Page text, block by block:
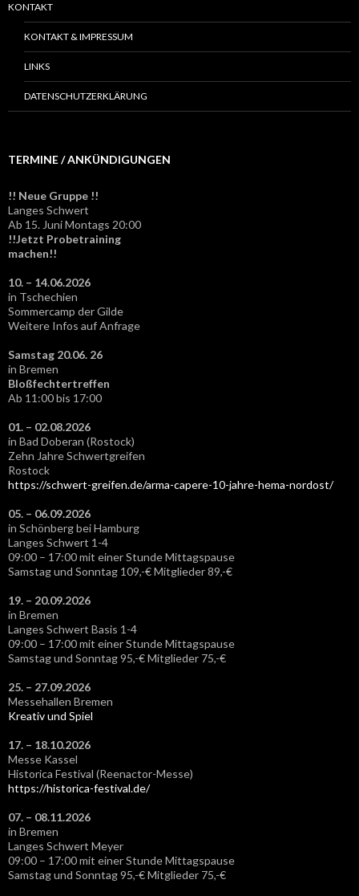
KONTAKT
KONTAKT & IMPRESSUM
LINKS
DATENSCHUTZERKLÄRUNG
TERMINE / ANKÜNDIGUNGEN
!! Neue Gruppe !!
Langes Schwert
Ab 15. Juni Montags 20:00
!!Jetzt Probetraining
machen!!
10. – 14.06.2026
in Tschechien
Sommercamp der Gilde
Weitere Infos auf Anfrage
Samstag 20.06. 26
in Bremen
Bloßfechtertreffen
Ab 11:00 bis 17:00
01. – 02.08.2026
in Bad Doberan (Rostock)
Zehn Jahre Schwertgreifen
Rostock
https://schwert-greifen.de/arma-capere-10-jahre-hema-nordost/
05. – 06.09.2026
in Schönberg bei Hamburg
Langes Schwert 1-4
09:00 – 17:00 mit einer Stunde Mittagspause
Samstag und Sonntag 109,-€ Mitglieder 89,-€
19. – 20.09.2026
in Bremen
Langes Schwert Basis 1-4
09:00 – 17:00 mit einer Stunde Mittagspause
Samstag und Sonntag 95,-€ Mitglieder 75,-€
25. – 27.09.2026
Messehallen Bremen
Kreativ und Spiel
17. – 18.10.2026
Messe Kassel
Historica Festival (Reenactor-Messe)
https://historica-festival.de/
07. – 08.11.2026
in Bremen
Langes Schwert Meyer
09:00 – 17:00 mit einer Stunde Mittagspause
Samstag und Sonntag 95,-€ Mitglieder 75,-€